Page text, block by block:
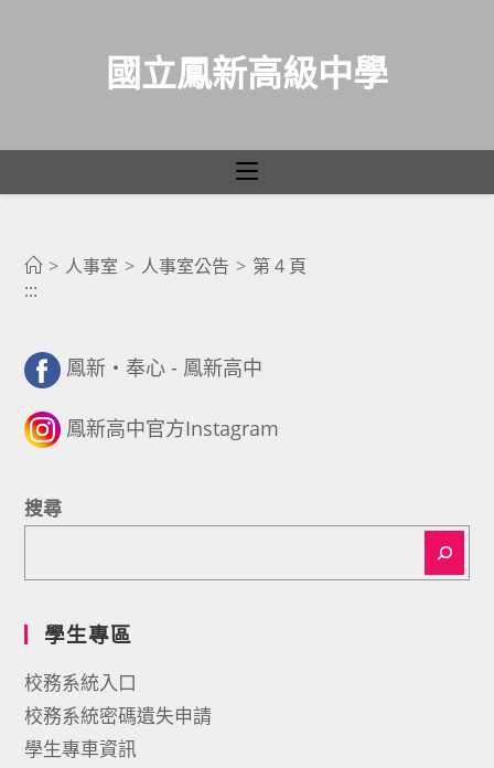
國立鳳新高級中學
> 人事室 > 人事室公告 > 第 4 頁
:::
鳳新・奉心 - 鳳新高中
鳳新高中官方Instagram
搜尋
學生專區
校務系統入口
校務系統密碼遺失申請
學生專車資訊